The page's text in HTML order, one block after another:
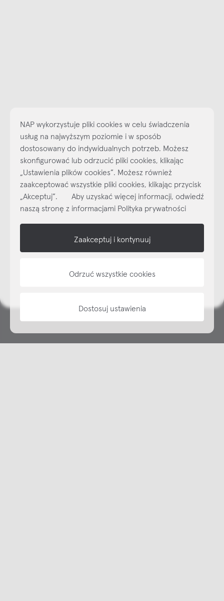
Najlepsze inspiracje i promocje na wyciągnięcie ręki, zapisz się już
dzisiaj do naszego cyklicznego newslettera!
SubskrybujNEWSLETTER
NAP
NAP wykorzystuje pliki cookies w celu świadczenia
usług na najwyższym poziomie i w sposób
dostosowany do indywidualnych potrzeb. Możesz
skonfigurować lub odrzucić pliki cookies, klikając
„Ustawienia plików cookies”. Możesz również
zaakceptować wszystkie pliki cookies, klikając przycisk
„Akceptuj”. Aby uzyskać więcej informacji, odwiedź
naszą stronę z informacjami Polityka prywatności
Zaakceptuj i kontynuuj
Odrzuć wszystkie cookies
Dostosuj ustawienia